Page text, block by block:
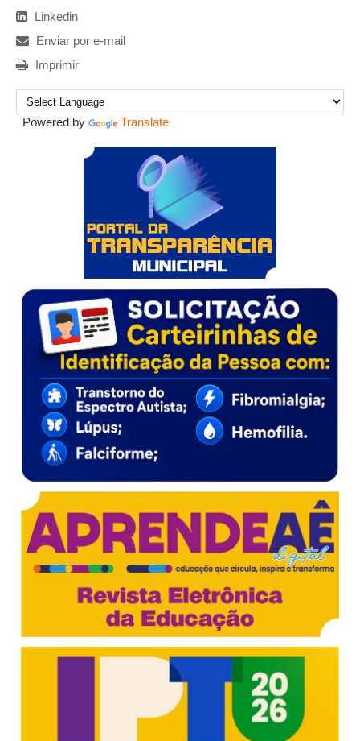
Linkedin
Enviar por e-mail
Imprimir
Powered by Translate